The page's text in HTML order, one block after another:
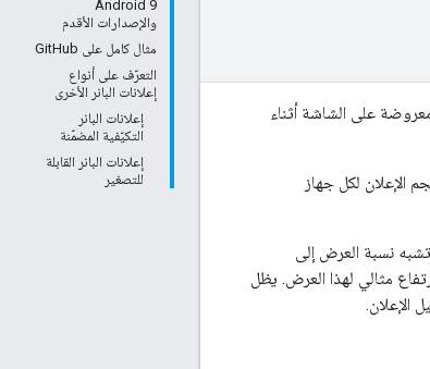
Android 9
والإصدارات الأقدم
مثال كامل على GitHub
التعرّف على أنواع
إعلانات البانر الأخرى
إعلانات البانر
التكيّفية المضمّنة
إعلانات البانر القابلة
للتصغير
على الشاشة أثناء
الإعلان لكل جهاز
نسبة العرض إلى
مثالي لهذا العرض. يظل
الإعلان.